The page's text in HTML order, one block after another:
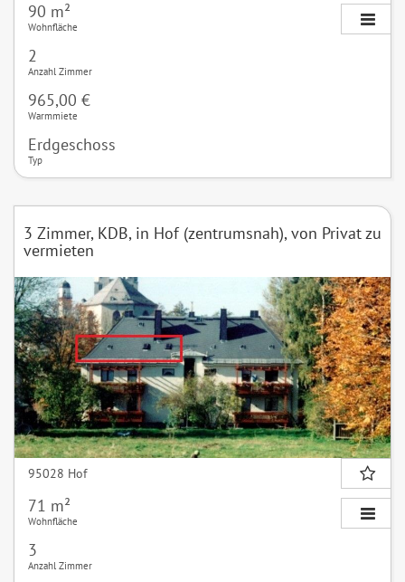
90 m²
Wohnfläche
2
Anzahl Zimmer
965,00 €
Warmmiete
Erdgeschoss
Typ
3 Zimmer, KDB, in Hof (zentrumsnah), von Privat zu
vermieten
95028 Hof
71 m²
Wohnfläche
3
Anzahl Zimmer